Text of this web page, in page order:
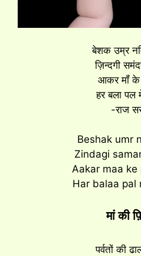
बेशक उम्र
ज़िन्दगी
आकर मॉं के
हर बला पल
-राज
Beshak umr
Zindagi
Aakar maa ke
Har balaa pal
मां की
पर्वतों की